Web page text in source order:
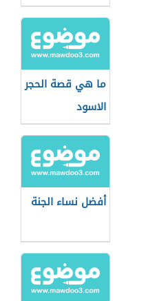
ما هي قصة الحجر
الاسود
أفضل نساء الجنة